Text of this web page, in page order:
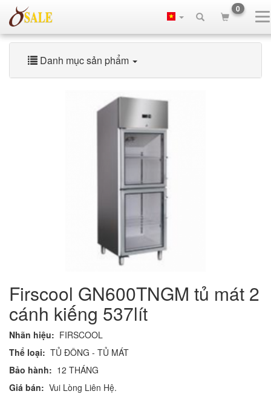
0
Danh mục sản phẩm
Firscool GN600TNGM tủ mát 2
cánh kiếng 537lít
Nhãn hiệu: FIRSCOOL
Thể loại: TỦ ĐÔNG - TỦ MÁT
Bảo hành: 12 THÁNG
Giá bán: Vui Lòng Liên Hệ.